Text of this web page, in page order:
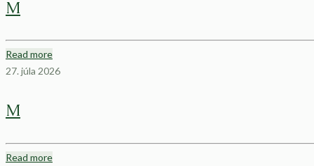
M
Read more
27. júla 2026
M
Read more